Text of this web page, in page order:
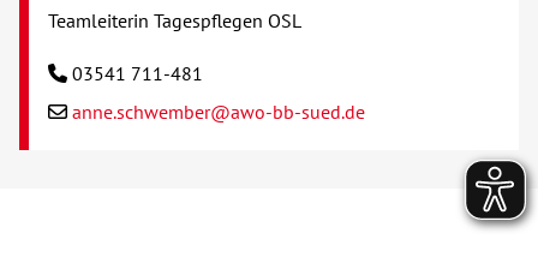
Teamleiterin Tagespflegen OSL
03541 711-481
anne.schwember@awo-bb-sued.de